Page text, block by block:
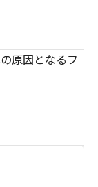
原因となるフ